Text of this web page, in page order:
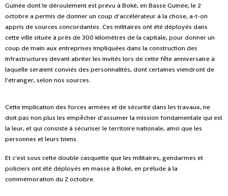
Guinée dont le déroulement est prévu à Boké, en Basse Guinée, le 2
octobre a permis de donner un coup d'accélérateur à la chose, a-t-on
appris de sources concordantes. Ces militaires ont été déployés dans
cette ville située à près de 300 kilomètres de la capitale, pour donner un
coup de main aux entreprises impliquées dans la construction des
infrastructures devant abriter les invités lors de cette fête anniversaire à
laquelle seraient conviés des personnalités, dont certaines viendront de
l'étranger, selon nos sources.
Cette implication des forces armées et de sécurité dans les travaux, ne
doit pas non plus les empêcher d'assumer la mission fondamentale qui est
la leur, et qui consiste à sécuriser le territoire nationale, ainsi que les
personnes et leurs biens.
Et c'est sous cette double casquette que les militaires, gendarmes et
policiers ont été déployés en masse à Boké, en prélude à la
commémoration du 2 octobre.